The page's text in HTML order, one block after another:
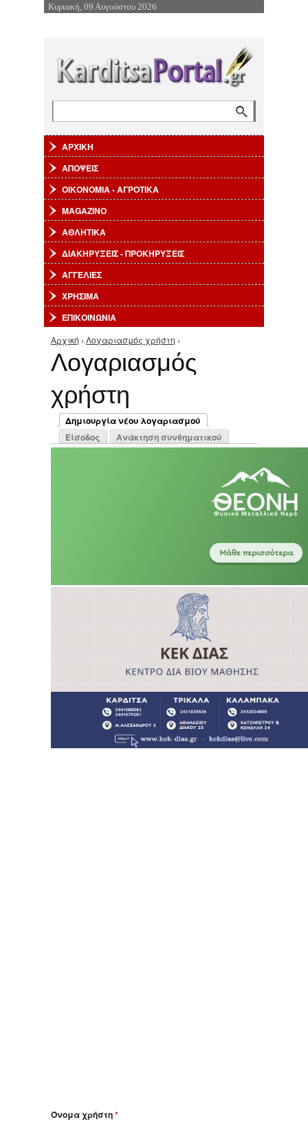
Επιστροφή στην Πλοήγηση
Κυριακή, 09 Αυγούστου 2026
ΑΡΧΙΚΗ
ΑΠΟΨΕΙΣ
ΟΙΚΟΝΟΜΙΑ - ΑΓΡΟΤΙΚΑ
MAGAZINO
ΑΘΛΗΤΙΚΑ
ΔΙΑΚΗΡΥΞΕΙΣ - ΠΡΟΚΗΡΥΞΕΙΣ
ΑΓΓΕΛΙΕΣ
ΧΡΗΣΙΜΑ
ΕΠΙΚΟΙΝΩΝΙΑ
Είστε εδώ
Αρχική › Λογαριασμός χρήστη ›
Λογαριασμός
χρήστη
Πρωτεύουσες καρτέλες
Δημιουργία νέου λογαριασμού
(ενεργή καρτέλα)
Είσοδος Ανάκτηση συνθηματικού
Όνομα χρήστη*